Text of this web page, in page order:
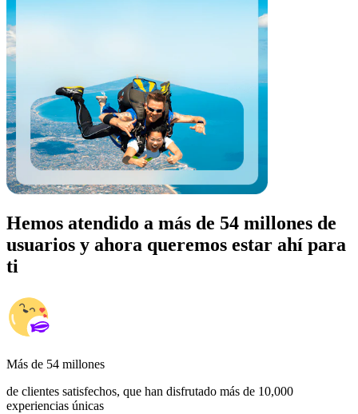
Hemos atendido a más de 54 millones de
usuarios y ahora queremos estar ahí para
ti
Más de 54 millones
de clientes satisfechos, que han disfrutado más de 10,000
experiencias únicas